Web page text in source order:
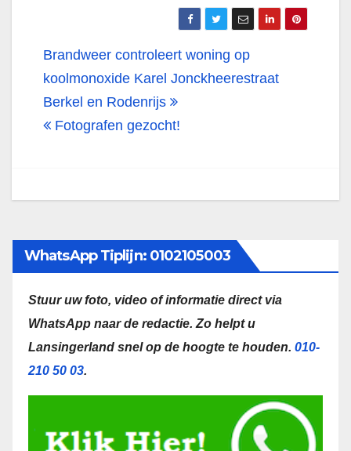
Bericht
navigatie
Brandweer controleert woning op
koolmonoxide Karel Jonckheerestraat
Berkel en Rodenrijs
Fotografen gezocht!
WhatsApp Tiplijn: 0102105003
Stuur uw foto, video of informatie direct via
WhatsApp naar de redactie.Zo helpt u
Lansingerland snel op de hoogte te houden. 010-
210 50 03.